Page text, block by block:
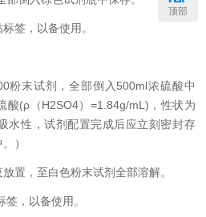
签，以备使用。
末试剂，全部倒入500ml浓硫酸中
酸(ρ（H2SO4）=1.84g/mL)，性状为
水性，试剂配置完成后应立刻密封存
）
，至白色粉末试剂全部溶解。
，以备使用。
顶部